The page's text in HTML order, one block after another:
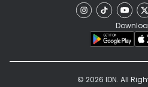
© 2026 IDN. All